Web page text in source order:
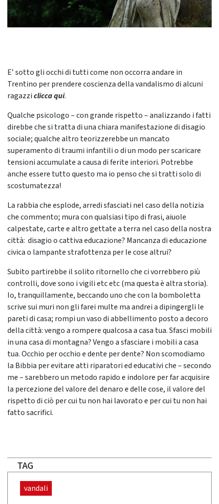
E’ sotto gli occhi di tutti come non occorra andare in
Trentino per prendere coscienza della vandalismo di alcuni
ragazziclicca qui.
Qualche psicologo – con grande rispetto – analizzando i fatti
direbbe che si tratta di una chiara manifestazione di disagio
sociale; qualche altro teorizzerebbe un mancato
superamento di traumi infantili o di un modo per scaricare
tensioni accumulate a causa di ferite interiori. Potrebbe
anche essere tutto questo ma io penso che si tratti solo di
scostumatezza!
La rabbia che esplode, arredi sfasciati nel caso della notizia
che commento; mura con qualsiasi tipo di frasi, aiuole
calpestate, carte e altro gettate a terra nel caso della nostra
città: disagio o cattiva educazione? Mancanza di educazione
civica o lampante strafottenza per le cose altrui?
Subito partirebbe il solito ritornello che ci vorrebbero più
controlli, dove sono i vigili etc etc (ma questa è altra storia).
Io, tranquillamente, beccando uno che con la bomboletta
scrive sui muri non gli farei multe ma andrei a dipingergli le
pareti di casa; rompi un vaso di abbellimento posto a decoro
della città: vengo a rompere qualcosa a casa tua. Sfasci mobili
in una casa di montagna? Vengo a sfasciare i mobili a casa
tua. Occhio per occhio e dente per dente? Non scomodiamo
la Bibbia per evitare atti riparatori ed educativi che – secondo
me – sarebbero un metodo rapido e indolore per far acquisire
la percezione del valore del denaro e delle cose, il valore del
rispetto di ciò per cui tu non hai lavorato e per cui tu non hai
fatto sacrifici.
TAG
vandali